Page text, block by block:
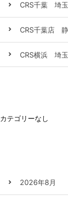
CRS千葉 埼
CRS千葉店
CRS横浜 埼
カテゴリーなし
2026年8月